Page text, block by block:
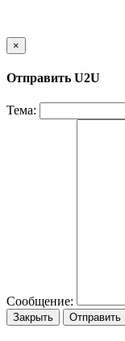
×
Отправить U2U
Тема:
Сообщение:
Закрыть Отправить